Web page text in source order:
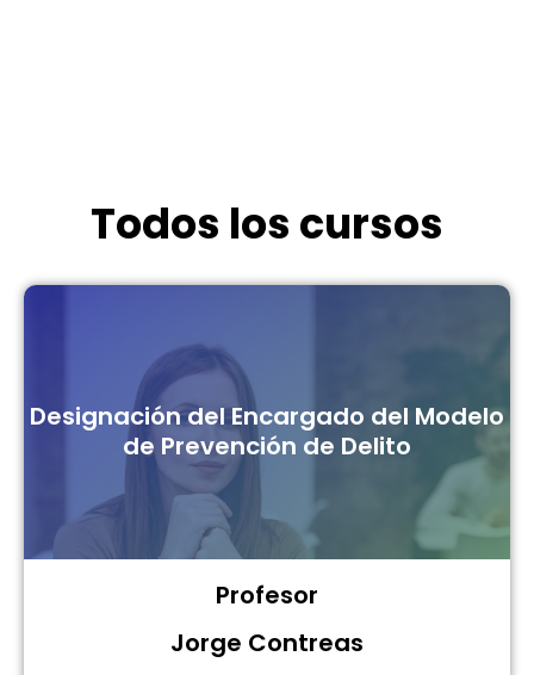
Todos los cursos
Designación del Encargado del Modelo
de Prevención de Delito
Profesor
Jorge Contreas